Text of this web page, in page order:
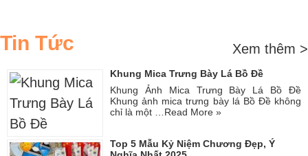
Tin Tức Xem thêm >
Khung Mica Trưng Bày Lá Bồ Đề
Khung Ảnh Mica Trưng Bày Lá Bồ Đề
Khung ảnh mica trưng bày lá Bồ Đề không
chỉ là một …Read More »
Top 5 Mẫu Kỷ Niệm Chương Đẹp, Ý